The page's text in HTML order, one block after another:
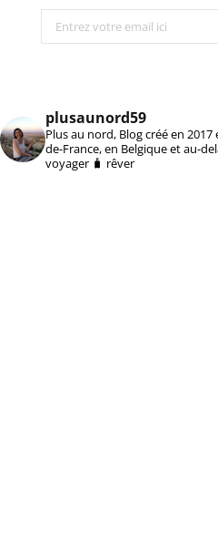
plusaunord59
Plus au nord, Blog créé en
de-France, en Belgique et au-
voyager 🧳 rêver